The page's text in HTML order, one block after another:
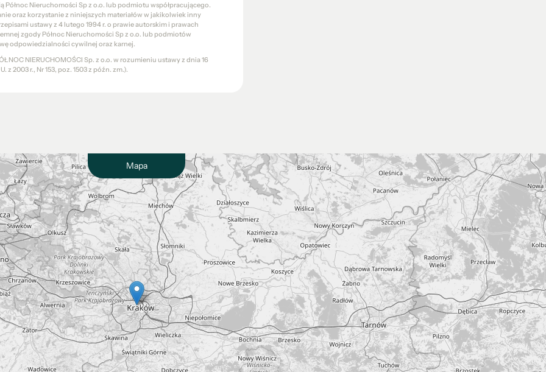
Północ Nieruchomości Sp z o.o. lub podmiotu współpracującego.
oraz korzystanie z niniejszych materiałów w jakikolwiek inny
ustawy z 4 lutego 1994 r. o prawie autorskim i prawach
zgody Północ Nieruchomości Sp z o.o. lub podmiotów
odpowiedzialności cywilnej oraz karnej.
NIERUCHOMOŚCI Sp. z o.o. w rozumieniu ustawy z dnia 16
2003 r., Nr 153, poz. 1503 z późn. zm.).
Mapa